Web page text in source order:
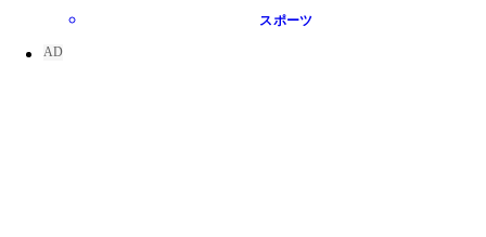
スポーツ